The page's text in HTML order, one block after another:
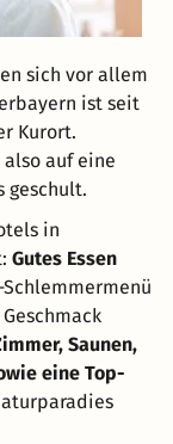
sich vor allem
ist seit
Kurort.
auf eine
geschult.
in
Gutes Essen
Saunen,
eine Top-